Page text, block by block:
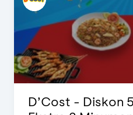
D’Cost - Diskon